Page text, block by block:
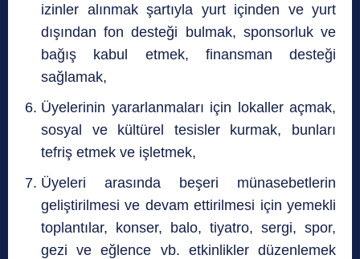
izinler alınmak şartıyla yurt içinden ve yurt
dışından fon desteği bulmak, sponsorluk ve
bağış kabul etmek, finansman desteği
sağlamak,
Üyelerinin yararlanmaları için lokaller açmak,
sosyal ve kültürel tesisler kurmak, bunları
tefriş etmek ve işletmek,
Üyeleri arasında beşeri münasebetlerin
geliştirilmesi ve devam ettirilmesi için yemekli
toplantılar, konser, balo, tiyatro, sergi, spor,
gezi ve eğlence vb. etkinlikler düzenlemek